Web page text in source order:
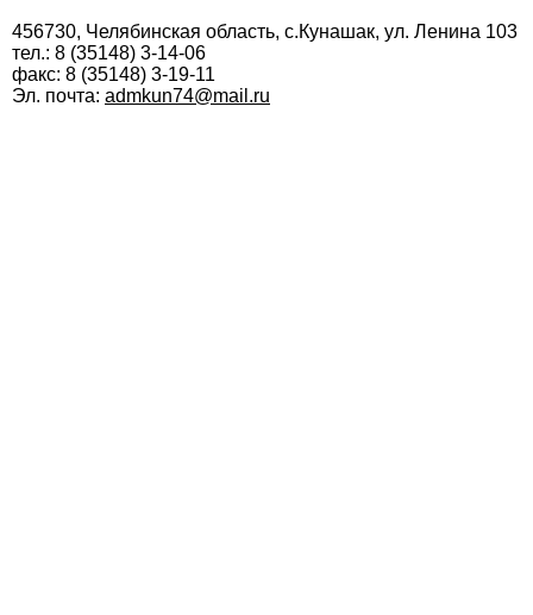
456730, Челябинская область, с.Кунашак, ул. Ленина 103
тел.: 8 (35148) 3-14-06
факс: 8 (35148) 3-19-11
Эл. почта: admkun74@mail.ru